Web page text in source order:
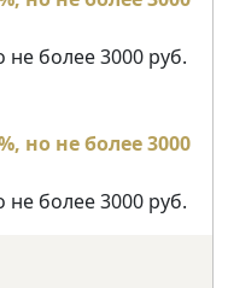
не более 3000 руб.
не более 3000 руб.